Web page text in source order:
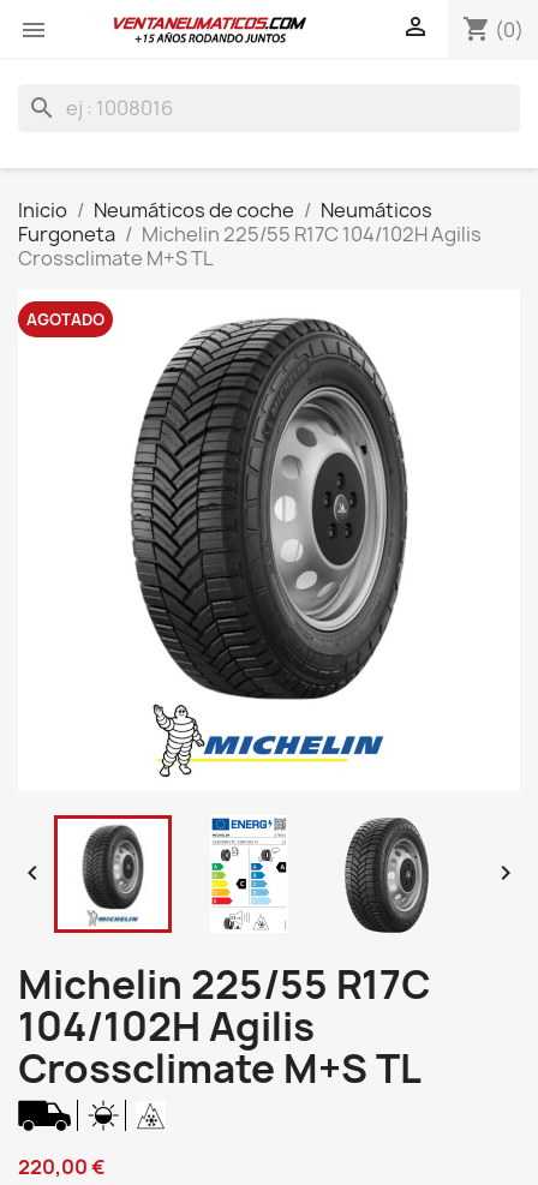
 shopping_cart (0)

search
Inicio Neumáticos de coche
Neumáticos
Furgoneta
Michelin 225/55 R17C 104/102H Agilis
Crossclimate M+S TL
AGOTADO
 
Michelin 225/55 R17C
104/102H Agilis
Crossclimate M+S TL
220,00 €